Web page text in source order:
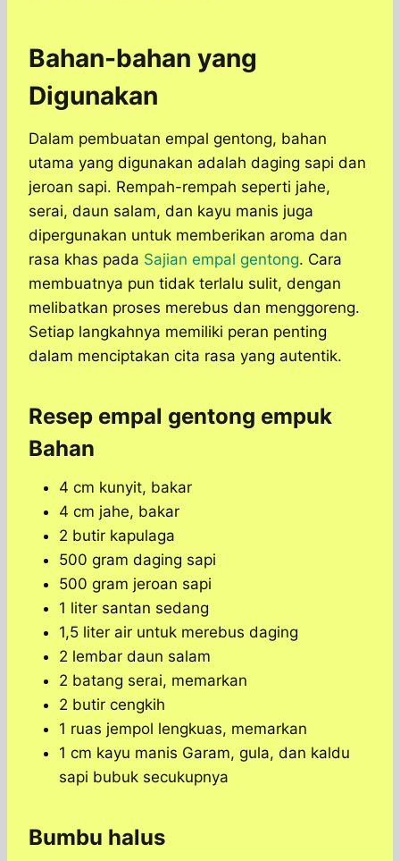
Bahan-bahan yang
Digunakan
Dalam pembuatan empal gentong, bahan
utama yang digunakan adalah daging sapi dan
jeroan sapi. Rempah-rempah seperti jahe,
serai, daun salam, dan kayu manis juga
dipergunakan untuk memberikan aroma dan
rasa khas pada Sajian empal gentong. Cara
membuatnya pun tidak terlalu sulit, dengan
melibatkan proses merebus dan menggoreng.
Setiap langkahnya memiliki peran penting
dalam menciptakan cita rasa yang autentik.
Resep empal gentong empuk
Bahan
4 cm kunyit, bakar
4 cm jahe, bakar
2 butir kapulaga
500 gram daging sapi
500 gram jeroan sapi
1 liter santan sedang
1,5 liter air untuk merebus daging
2 lembar daun salam
2 batang serai, memarkan
2 butir cengkih
1 ruas jempol lengkuas, memarkan
1 cm kayu manis Garam, gula, dan kaldu
sapi bubuk secukupnya
Bumbu halus